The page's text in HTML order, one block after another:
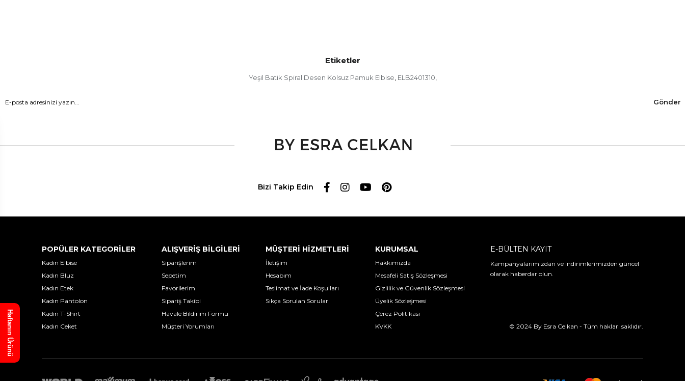
Etiketler
Yeşil Batik Spiral Desen Kolsuz Pamuk Elbise, ELB2401310,
Gönder
Bizi Takip Edin
POPÜLER KATEGORİLER
Kadın Elbise
Kadın Bluz
Kadın Etek
Kadın Pantolon
Kadın T-Shirt
Kadın Ceket
ALIŞVERİŞ BİLGİLERİ
Siparişlerim
Sepetim
Favorilerim
Sipariş Takibi
Havale Bildirim Formu
Müşteri Yorumları
MÜŞTERİ HİZMETLERİ
İletişim
Hesabım
Teslimat ve İade Koşulları
Sıkça Sorulan Sorular
KURUMSAL
Hakkımızda
Mesafeli Satış Sözleşmesi
Gizlilik ve Güvenlik Sözleşmesi
Üyelik Sözleşmesi
Çerez Politikası
KVKK
E-BÜLTEN KAYIT
Kampanyalarımızdan ve indirimlerimizden güncel
olarak haberdar olun.
© 2024 By Esra Celkan - Tüm hakları saklıdır.
Haftanın Ürünü